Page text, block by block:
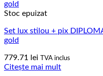
Stoc epuizat
Set lux stilou + pix
gold
779.71 lei TVA inclus
Citește mai mult